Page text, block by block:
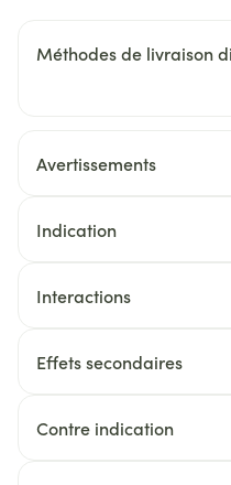
Méthodes de livraison
Avertissements
Indication
Interactions
Effets secondaires
Contre indication